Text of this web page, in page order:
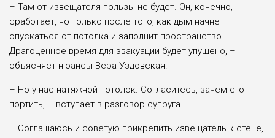
– Там от извещателя пользы не будет. Он, конечно,
сработает, но только после того, как дым начнёт
опускаться от потолка и заполнит пространство.
Драгоценное время для эвакуации будет упущено, –
объясняет нюансы Вера Уздовская.
– Но у нас натяжной потолок. Согласитесь, зачем его
портить, – вступает в разговор супруга.
– Соглашаюсь и советую прикрепить извещатель к стене,